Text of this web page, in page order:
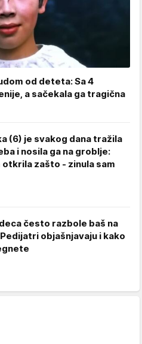
od deteta: Sa 4
a sačekala ga tragična
(6) je svakog dana tražila
i nosila ga na groblje:
otkrila zašto - zinula sam
često razbole baš na
objašnjavaju i kako